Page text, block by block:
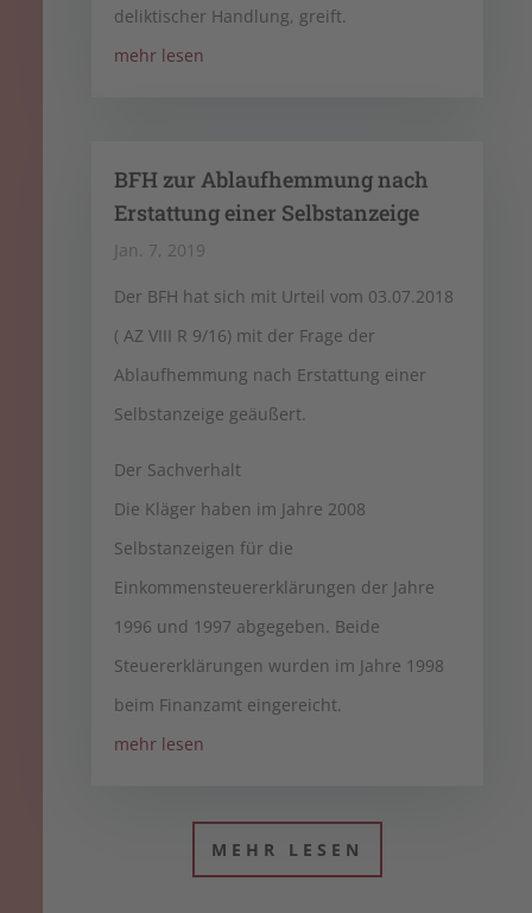
deliktischer Handlung, greift.
mehr lesen
BFH zur Ablaufhemmung nach
Erstattung einer Selbstanzeige
Jan. 7, 2019
Der BFH hat sich mit Urteil vom 03.07.2018
( AZ VIII R 9/16) mit der Frage der
Ablaufhemmung nach Erstattung einer
Selbstanzeige geäußert.
Der Sachverhalt
Die Kläger haben im Jahre 2008
Selbstanzeigen für die
Einkommensteuererklärungen der Jahre
1996 und 1997 abgegeben. Beide
Steuererklärungen wurden im Jahre 1998
beim Finanzamt eingereicht.
mehr lesen
MEHR LESEN